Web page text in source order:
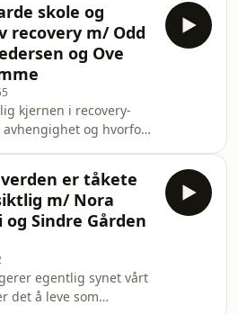
står i en
fysisk, emosjonelt og
møte fagrådgiverne
og Robin
som begge
pårørende og deres
samfunnet. Andrea
reise der hun ble
skole og
recovery m/ Odd
og Ove
kjernen i recovery-
og hvorfor
for mange, og
bor i recovery-
et godt liv etter
Du får møte
Odd Asbjørn
terapigrunderen Ove
som begge brenner
er tåkete
m/ Nora
og Sindre Gården
egentlig synet vårt
det å leve som